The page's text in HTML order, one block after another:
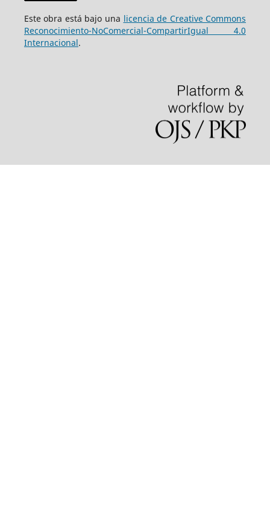
Este obra está bajo una licencia de Creative Commons
Reconocimiento-NoComercial-CompartirIgual 4.0
Internacional.